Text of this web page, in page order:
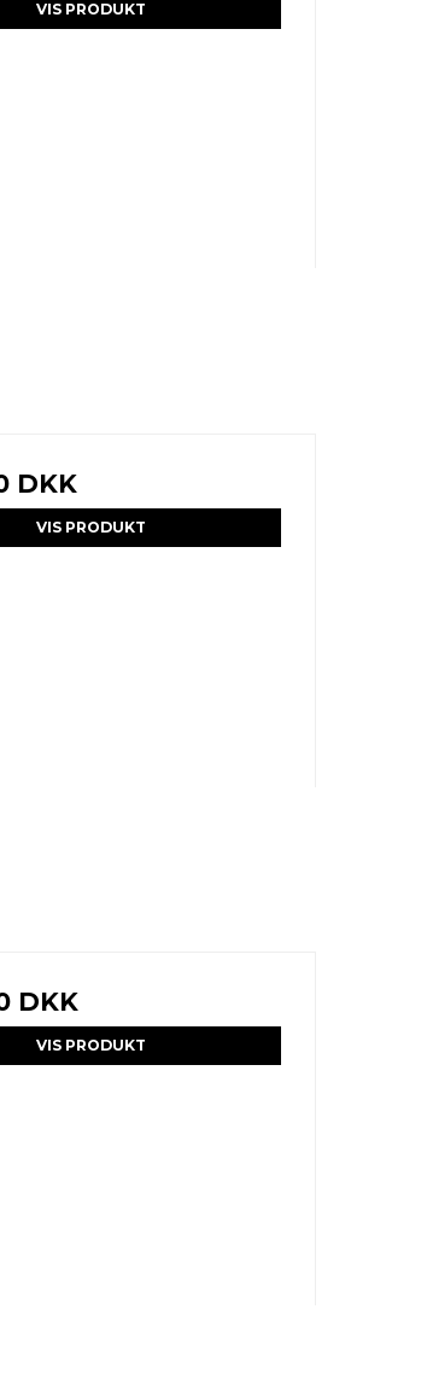
VIS PRODUKT
DKK
VIS PRODUKT
DKK
VIS PRODUKT